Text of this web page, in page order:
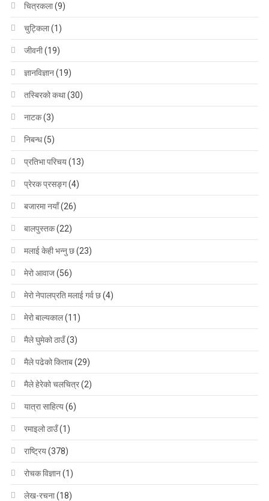
चित्रकला(9)
चुट्किला(1)
जीवनी(19)
ज्ञानविज्ञान(19)
तस्बिरको कथा(30)
नाटक(3)
निबन्ध(5)
प्रतिभा परिचय(13)
प्रेरक प्रसङ्ग(4)
बजारमा नयाँ(26)
बालपुस्तक(22)
मलाई केही भन्नु छ(23)
मेरो आवाज(56)
मेरो नेपालप्रति मलाई गर्व छ(4)
मेरो बाल्यकाल(11)
मैले घुमेको ठाउँ(3)
मैले पढेको किताब(29)
मैले हेरेको चलचित्र(2)
यात्रा साहित्य(6)
रमाइलो ठाउँ(1)
राष्ट्रिय(378)
रोचक विज्ञान(1)
लेख-रचना(18)